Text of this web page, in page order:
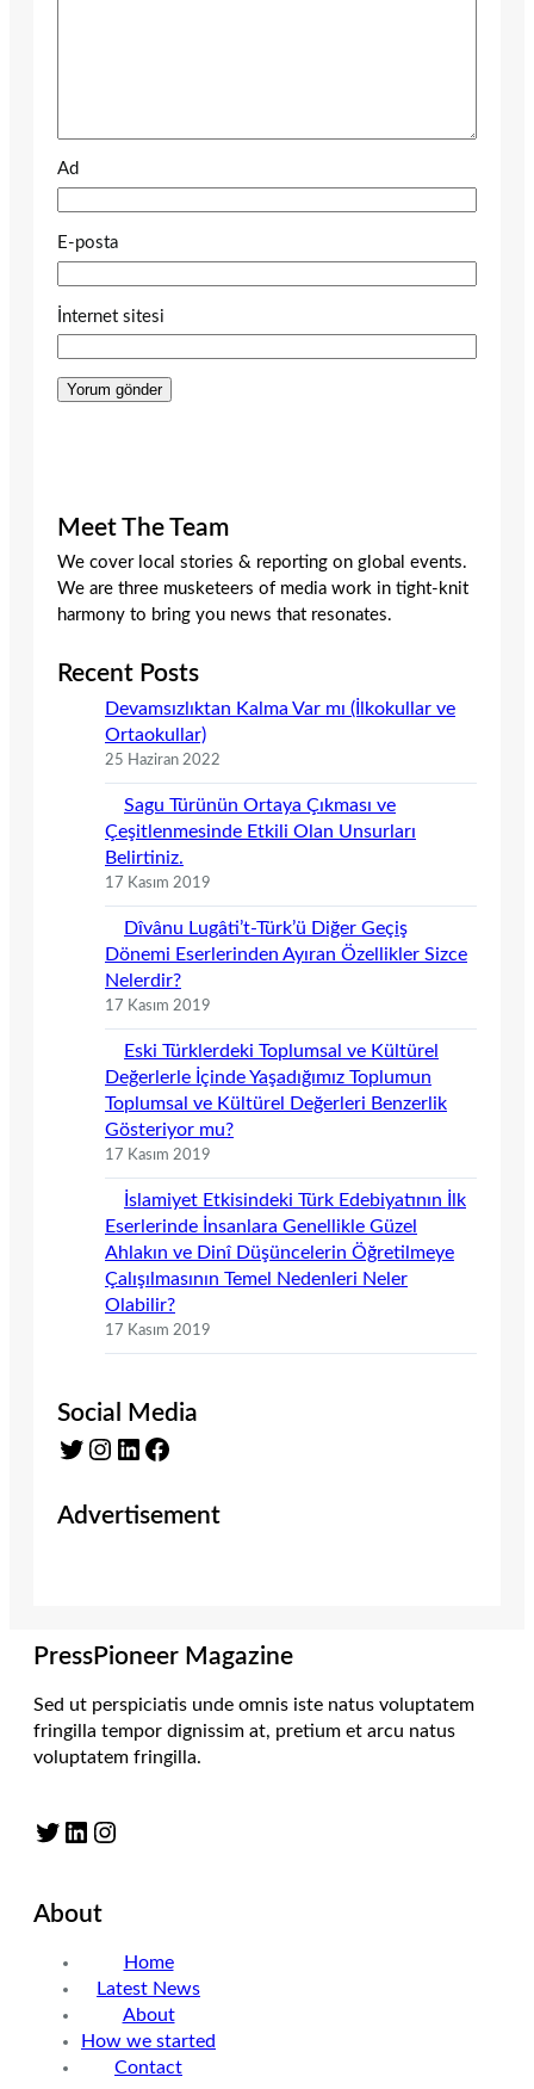
Ad
E-posta
İnternet sitesi
Meet The Team
We cover local stories & reporting on global events.
We are three musketeers of media work in tight-knit
harmony to bring you news that resonates.
Recent Posts
Devamsızlıktan Kalma Var mı (İlkokullar ve
Ortaokullar)
25 Haziran 2022
Sagu Türünün Ortaya Çıkması ve
Çeşitlenmesinde Etkili Olan Unsurları
Belirtiniz.
17 Kasım 2019
Dîvânu Lugâti’t-Türk’ü Diğer Geçiş
Dönemi Eserlerinden Ayıran Özellikler Sizce
Nelerdir?
17 Kasım 2019
Eski Türklerdeki Toplumsal ve Kültürel
Değerlerle İçinde Yaşadığımız Toplumun
Toplumsal ve Kültürel Değerleri Benzerlik
Gösteriyor mu?
17 Kasım 2019
İslamiyet Etkisindeki Türk Edebiyatının İlk
Eserlerinde İnsanlara Genellikle Güzel
Ahlakın ve Dinî Düşüncelerin Öğretilmeye
Çalışılmasının Temel Nedenleri Neler
Olabilir?
17 Kasım 2019
Social Media
Twitter Instagram LinkedIn Facebook
Advertisement
PressPioneer Magazine
Sed ut perspiciatis unde omnis iste natus voluptatem
fringilla tempor dignissim at, pretium et arcu natus
voluptatem fringilla.
Twitter LinkedIn Instagram
About
Home
Latest News
About
How we started
Contact